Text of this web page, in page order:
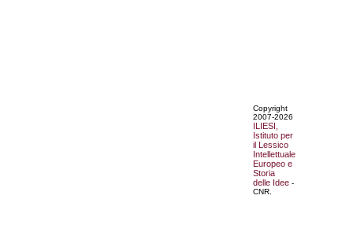
Copyright
2007-2026
ILIESI,
Istituto per
il Lessico
Intellettuale
Europeo e
Storia
delle Idee -
CNR.